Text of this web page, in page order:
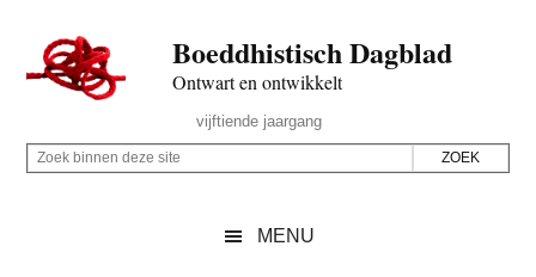
naar
de
inhoud
secondary
naar
de
sidebar
naar
de
Boeddhistisch Dagblad
Ontwart en ontwikkelt
Rechts
vijftiende jaargang
Z
Z
MENU